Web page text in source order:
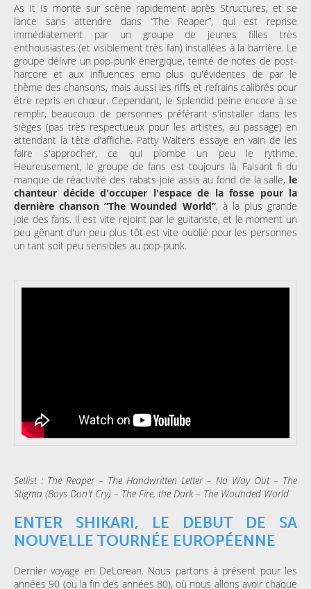
As It Is monte sur scène rapidement après Structures, et se
lance sans attendre dans “The Reaper”, qui est reprise
immédiatement par un groupe de jeunes filles très
enthousiastes (et visiblement très fan) installées à la barrière. Le
groupe délivre un pop-punk énergique, teinté de notes de post-
harcore et aux influences emo plus qu'évidentes de par le
thème des chansons, mais aussi les riffs et refrains calibrés pour
être repris en chœur. Cependant, le Splendid peine encore à se
remplir, beaucoup de personnes préférant s'installer dans les
sièges (pas très respectueux pour les artistes, au passage) en
attendant la tête d'affiche. Patty Walters essaye en vain de les
faire s'approcher, ce qui plombe un peu le rythme.
Heureusement, le groupe de fans est toujours là. Faisant fi du
manque de réactivité des rabats-joie assis au fond de la salle, le
chanteur décide d'occuper l'espace de la fosse pour la
dernière chanson “The Wounded World”, à la plus grande
joie des fans. Il est vite rejoint par le guitariste, et le moment un
peu gênant d'un peu plus tôt est vite oublié pour les personnes
un tant soit peu sensibles au pop-punk.
Setlist : The Reaper – The Handwritten Letter – No Way Out – The
Stigma (Boys Don't Cry) – The Fire, the Dark – The Wounded World
ENTER SHIKARI, LE DEBUT DE SA
NOUVELLE TOURNÉE EUROPÉENNE
Dernier voyage en DeLorean. Nous partons à présent pour les
années 90 (ou la fin des années 80), où nous allons avoir chaque